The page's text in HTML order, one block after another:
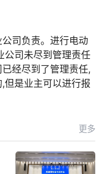
司负责。进行电动
公司未尽到管理责任
经尽到了管理责任,
但是业主可以进行报
更多